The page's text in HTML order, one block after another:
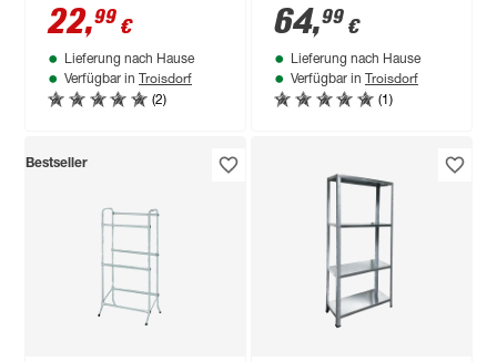
Böden à 150 kg
Traglast, verzinkt
180 x 50 x 50 cm
22,99 €
Lieferung nach Hause
Verfügbar in Troisdorf
(2)
120 cm 100 kg 3er-
Set
64,99 €
Lieferung nach Hause
Verfügbar in Troisdorf
(1)
Bestseller